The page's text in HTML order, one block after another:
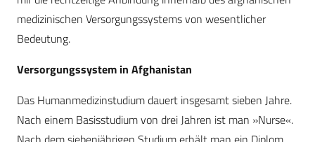
medizinischen Versorgungssystems von wesentlicher
Bedeutung.
Versorgungssystem in Afghanistan
Das Humanmedizinstudium dauert insgesamt sieben Jahre.
Nach einem Basisstudium von drei Jahren ist man »Nurse«.